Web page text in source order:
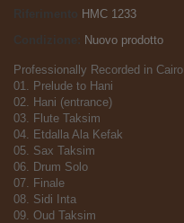
Riferimento
HMC 1233
Nuovo prodotto
Professionally Recorded in Cairo
01. Prelude to Hani
02. Hani (entrance)
03. Flute Taksim
04. Etdalla Ala Kefak
05. Sax Taksim
06. Drum Solo
07. Finale
08. Sidi Inta
09. Oud Taksim